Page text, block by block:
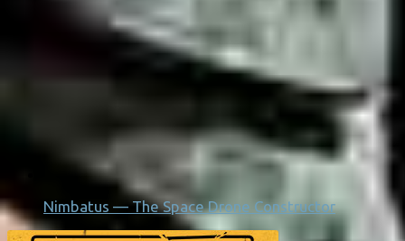
Nimbatus — The Space Drone Constructor